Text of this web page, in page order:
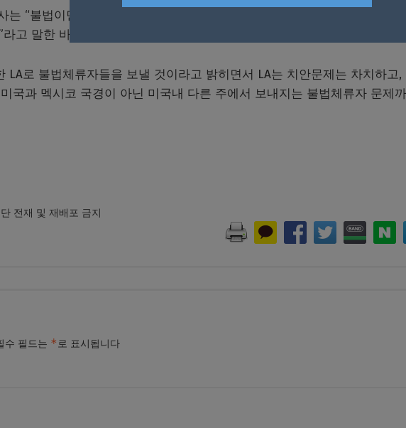
는 “불법이민자들은 성역도시를 선언한 LA로 가고싶어한다. 그리고 그들
고 말한 바 있다.
LA로 불법체류자들을 보낼 것이라고 밝히면서 LA는 치안문제는 차치하고,
국과 멕시코 국경이 아닌 미국내 다른 주에서 보내지는 불법체류자 문제
전재 및 재배포 금지
수 필드는 *로 표시됩니다